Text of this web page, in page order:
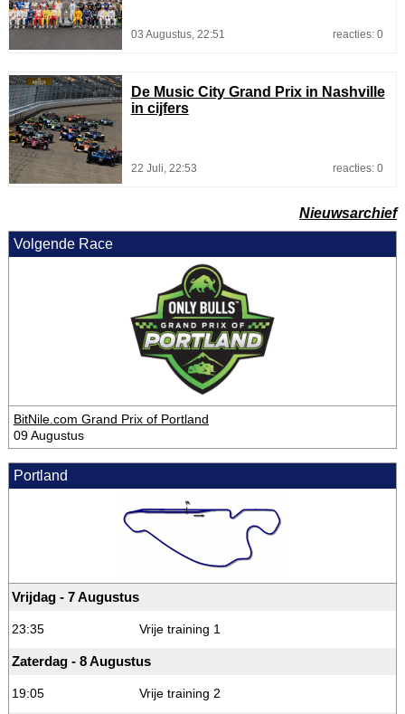
03 Augustus, 22:51 reacties: 0
De Music City Grand Prix in Nashville
in cijfers
22 Juli, 22:53 reacties: 0
Nieuwsarchief
Volgende Race
BitNile.com Grand Prix of Portland
09 Augustus
Portland
Vrijdag - 7 Augustus
23:35 Vrije training 1
Zaterdag - 8 Augustus
19:05 Vrije training 2